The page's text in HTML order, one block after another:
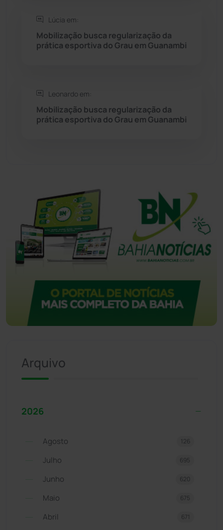
Sudoeste Baiano
Tanhaçu (425)
Lúcia em:
Mobilização busca regularização da
prática esportiva do Grau em Guanambi
Leonardo em:
Mobilização busca regularização da
prática esportiva do Grau em Guanambi
Arquivo
2026
Agosto 126
Julho 695
Junho 620
Maio 675
Abril 671